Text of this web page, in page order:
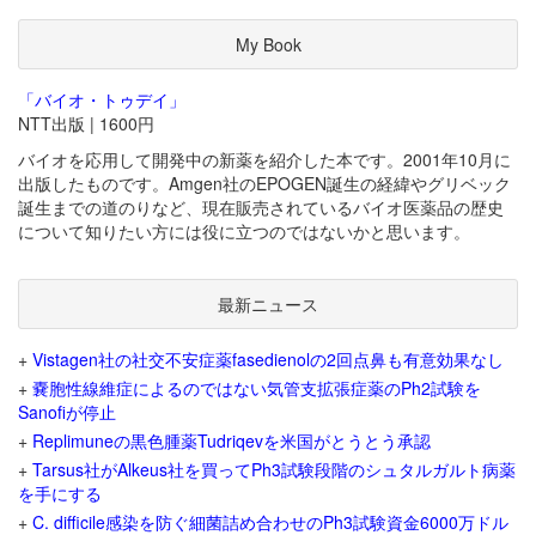
My Book
「バイオ・トゥデイ」
NTT出版 | 1600円
バイオを応用して開発中の新薬を紹介した本です。2001年10月に
出版したものです。Amgen社のEPOGEN誕生の経緯やグリベック
誕生までの道のりなど、現在販売されているバイオ医薬品の歴史
について知りたい方には役に立つのではないかと思います。
最新ニュース
+ Vistagen社の社交不安症薬fasedienolの2回点鼻も有意効果なし
+ 嚢胞性線維症によるのではない気管支拡張症薬のPh2試験を
Sanofiが停止
+ Replimuneの黒色腫薬Tudriqevを米国がとうとう承認
+ Tarsus社がAlkeus社を買ってPh3試験段階のシュタルガルト病薬
を手にする
+ C. difficile感染を防ぐ細菌詰め合わせのPh3試験資金6000万ドル